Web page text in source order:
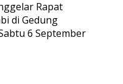
Rapat
di Gedung
6 September